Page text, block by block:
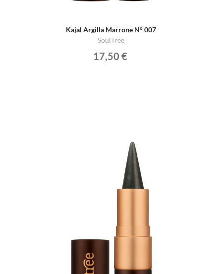
Kajal Argilla Marrone N° 007
SoulTree
17,50 €